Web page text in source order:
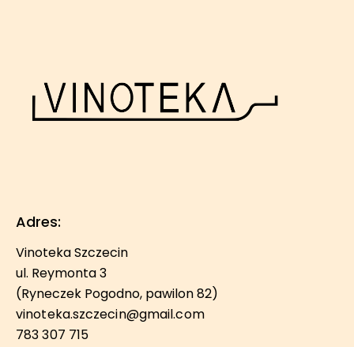
Adres:
Vinoteka Szczecin
ul. Reymonta 3
(Ryneczek Pogodno, pawilon 82)
vinoteka.szczecin@gmail.com
783 307 715